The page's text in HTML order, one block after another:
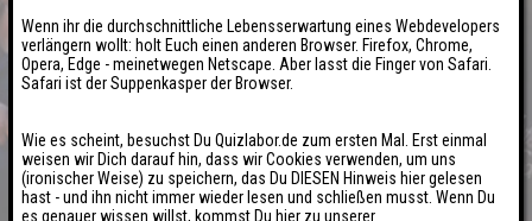
Wenn ihr die durchschnittliche Lebensserwartung eines Webdevelopers
verlängern wollt: holt Euch einen anderen Browser. Firefox, Chrome,
Opera, Edge - meinetwegen Netscape. Aber lasst die Finger von Safari.
Safari ist der Suppenkasper der Browser.
Wie es scheint, besuchst Du Quizlabor.de zum ersten Mal. Erst einmal
weisen wir Dich darauf hin, dass wir Cookies verwenden, um uns
(ironischer Weise) zu speichern, das Du DIESEN Hinweis hier gelesen
hast - und ihn nicht immer wieder lesen und schließen musst. Wenn Du
es genauer wissen willst, kommst Du hier zu unserer